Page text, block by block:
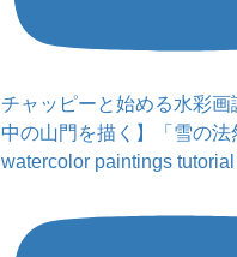
チャッピーと始める水彩画
中の山門を描く】「雪の法
watercolor paintings